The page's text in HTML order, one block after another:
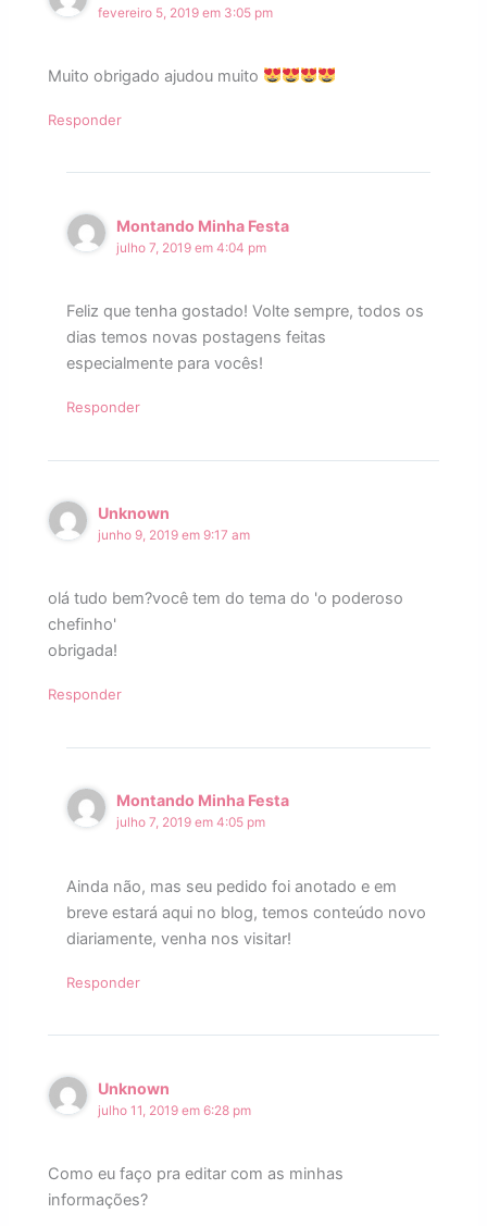
fevereiro 5, 2019 em 3:05 pm
Muito obrigado ajudou muito
Responder
Montando Minha Festa
julho 7, 2019 em 4:04 pm
Feliz que tenha gostado! Volte sempre, todos os
dias temos novas postagens feitas
especialmente para vocês!
Responder
Unknown
junho 9, 2019 em 9:17 am
olá tudo bem?você tem do tema do 'o poderoso
chefinho'
obrigada!
Responder
Montando Minha Festa
julho 7, 2019 em 4:05 pm
Ainda não, mas seu pedido foi anotado e em
breve estará aqui no blog, temos conteúdo novo
diariamente, venha nos visitar!
Responder
Unknown
julho 11, 2019 em 6:28 pm
Como eu faço pra editar com as minhas
informações?